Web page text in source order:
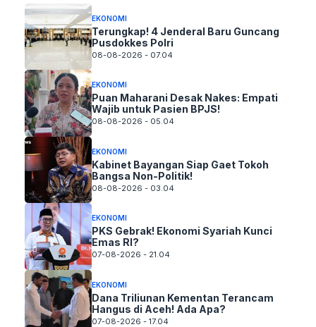
EKONOMI
Terungkap! 4 Jenderal Baru Guncang
Pusdokkes Polri
08-08-2026 - 07.04
EKONOMI
Puan Maharani Desak Nakes: Empati
Wajib untuk Pasien BPJS!
08-08-2026 - 05.04
EKONOMI
Kabinet Bayangan Siap Gaet Tokoh
Bangsa Non-Politik!
08-08-2026 - 03.04
EKONOMI
PKS Gebrak! Ekonomi Syariah Kunci
Emas RI?
07-08-2026 - 21.04
EKONOMI
Dana Triliunan Kementan Terancam
Hangus di Aceh! Ada Apa?
07-08-2026 - 17.04